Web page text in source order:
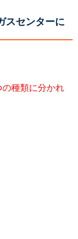
スセンターに
の種類に分かれ